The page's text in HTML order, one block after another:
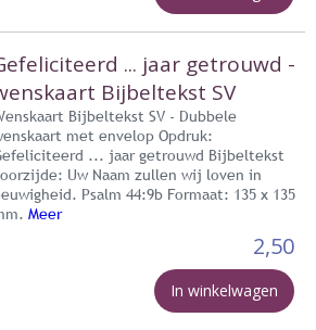
... jaar getrouwd -
Bijbeltekst SV
Bijbeltekst SV - Dubbele
met envelop Opdruk:
... jaar getrouwd Bijbeltekst
Uw Naam zullen wij loven in
Psalm 44:9b Formaat: 135 x 135
Meer
2,50
In winkelwagen